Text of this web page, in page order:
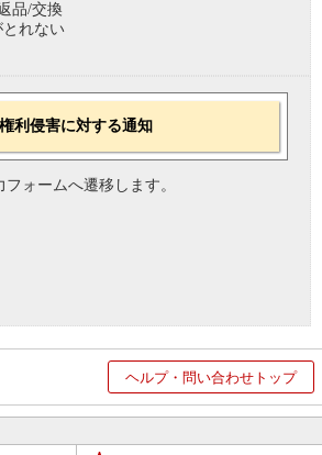
品/交換
とれない
権利侵害に対する通知
フォームへ遷移します。
ヘルプ・問い合わせトップ